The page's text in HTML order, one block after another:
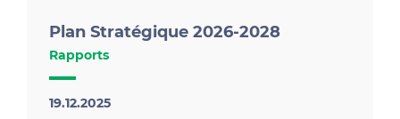
Plan Stratégique 2026-2028
Rapports
19.12.2025